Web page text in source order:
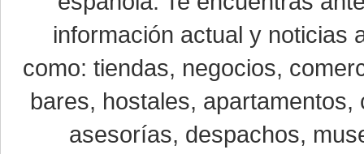
información actual y noticias
como: tiendas, negocios,
bares, hostales,
asesorías, despachos,